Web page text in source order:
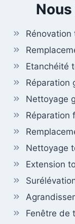
Rénovation
Etanchéité
Réparation
Nettoyage
Réparation
Nettoyage
Extension
Fenêtre de